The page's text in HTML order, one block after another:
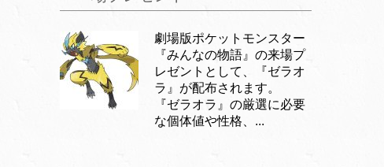
劇場版ポケットモンスター
『みんなの物語』の来場プ
レゼントとして、『ゼラオ
ラ』が配布されます。
『ゼラオラ』の厳選に必要
な個体値や性格、...